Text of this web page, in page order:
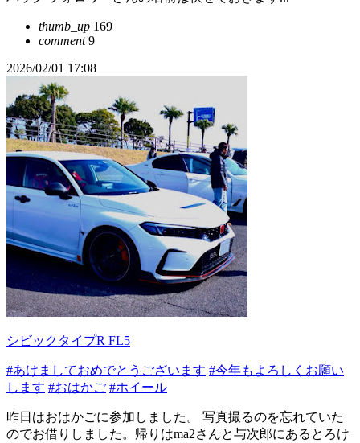
thumb_up 169
comment9
2026/02/01 17:08
シビックタイプR FL5
#あけましておめでとうございます #今年もよろしくお願い
します #おはかご #ホイール
昨日はおはかごに参加しました。 写真撮るのを忘れていた
のでお借りしました。帰りはma2さんと与次郎にあるとろけ